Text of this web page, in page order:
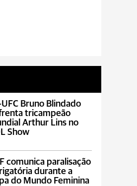
Bruno Blindado
tricampeão
Arthur Lins no
Show
comunica paralisação
durante a
do Mundo Feminina